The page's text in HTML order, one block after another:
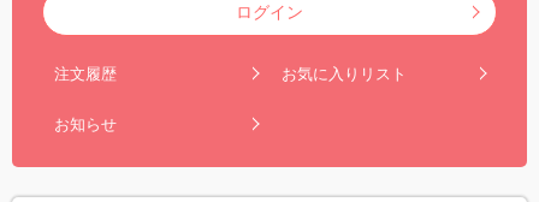
ログイン
注文履歴 お気に入りリスト
お知らせ